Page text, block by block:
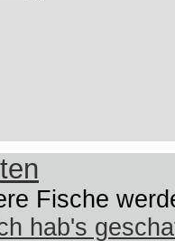
Fische
hab's